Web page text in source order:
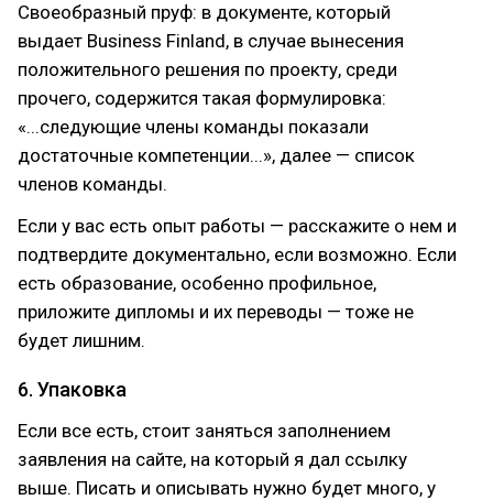
Своеобразный пруф: в документе, который
выдает Business Finland, в случае вынесения
положительного решения по проекту, среди
прочего, содержится такая формулировка:
«...следующие члены команды показали
достаточные компетенции...», далее — список
членов команды.
Если у вас есть опыт работы — расскажите о нем и
подтвердите документально, если возможно. Если
есть образование, особенно профильное,
приложите дипломы и их переводы — тоже не
будет лишним.
6. Упаковка
Если все есть, стоит заняться заполнением
заявления на сайте, на который я дал ссылку
выше. Писать и описывать нужно будет много, у